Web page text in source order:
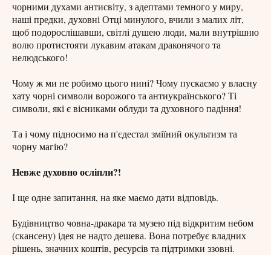
чорними духами антисвіту, з адептами темного у миру,
наші предки, духовні Отці минулого, вчили з малих літ,
щоб подорослішавши, світлі душею люди, мали внутрішню
волю протистояти лукавим атакам драконячого та
нелюдського!
Чому ж ми не робимо цього нині? Чому пускаємо у власну
хату чорні символи ворожого та антиукраїнського? Ті
символи, які є вісниками облуди та духовного падіння!
Та і чому підносимо на п'єдестал зміїний окультизм та
чорну магію?
Невже духовно осліпли?!
І ще одне запитання, на яке маємо дати відповідь.
Будівництво човна-дракара та музею під відкритим небом
(скансену) ідея не надто дешева. Вона потребує владних
рішень, значних коштів, ресурсів та підтримки ззовні.